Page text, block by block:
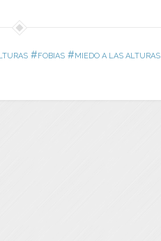
#FOBIAS #MIEDO A LAS ALTURAS